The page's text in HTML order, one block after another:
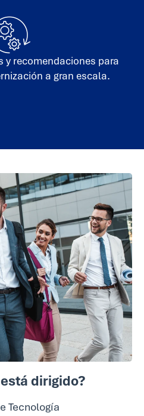
y recomendaciones para
a gran escala.
dirigido?
Tecnología